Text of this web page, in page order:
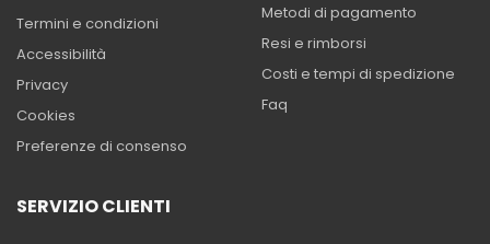
Termini e condizioni
Accessibilità
Privacy
Cookies
Preferenze di consenso
Metodi di pagamento
Resi e rimborsi
Costi e tempi di spedizione
Faq
SERVIZIO CLIENTI